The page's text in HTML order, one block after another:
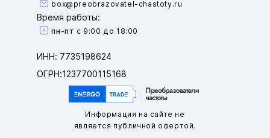
box@preobrazovatel-chastoty.ru
Время работы:
пн-пт с 9:00 до 18:00
ИНН: 7735198624
ОГРН:1237700115168
Информация на сайте не
является публичной офертой.